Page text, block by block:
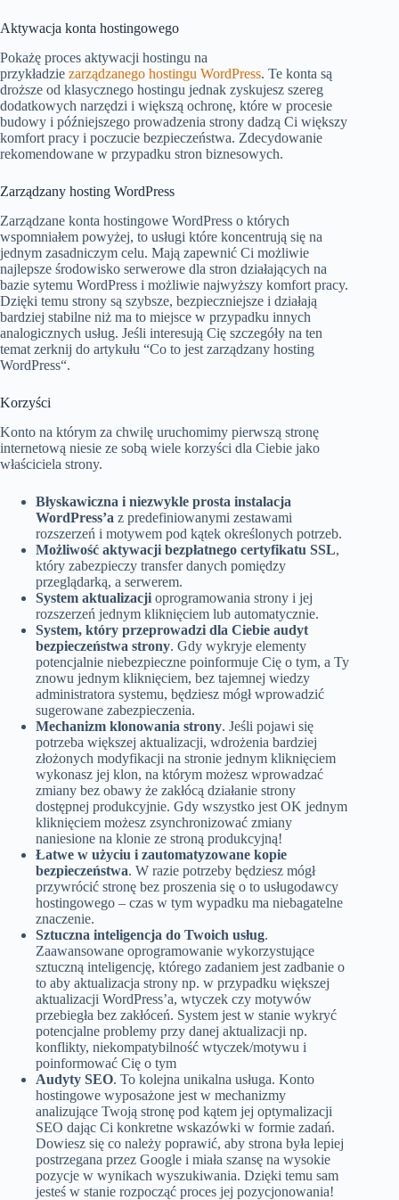
Aktywacja konta hostingowego
Pokażę proces aktywacji hostingu na
przykładzie zarządzanego hostingu WordPress. Te konta są
droższe od klasycznego hostingu jednak zyskujesz szereg
dodatkowych narzędzi i większą ochronę, które w procesie
budowy i późniejszego prowadzenia strony dadzą Ci większy
komfort pracy i poczucie bezpieczeństwa. Zdecydowanie
rekomendowane w przypadku stron biznesowych.
Zarządzany hosting WordPress
Zarządzane konta hostingowe WordPress o których
wspomniałem powyżej, to usługi które koncentrują się na
jednym zasadniczym celu. Mają zapewnić Ci możliwie
najlepsze środowisko serwerowe dla stron działających na
bazie sytemu WordPress i możliwie najwyższy komfort pracy.
Dzięki temu strony są szybsze, bezpieczniejsze i działają
bardziej stabilne niż ma to miejsce w przypadku innych
analogicznych usług. Jeśli interesują Cię szczegóły na ten
temat zerknij do artykułu “Co to jest zarządzany hosting
WordPress“.
Korzyści
Konto na którym za chwilę uruchomimy pierwszą stronę
internetową niesie ze sobą wiele korzyści dla Ciebie jako
właściciela strony.
Błyskawiczna i niezwykle prosta instalacja
WordPress’a z predefiniowanymi zestawami
rozszerzeń i motywem pod kątek określonych potrzeb.
Możliwość aktywacji bezpłatnego certyfikatu SSL,
który zabezpieczy transfer danych pomiędzy
przeglądarką, a serwerem.
System aktualizacji oprogramowania strony i jej
rozszerzeń jednym kliknięciem lub automatycznie.
System, który przeprowadzi dla Ciebie audyt
bezpieczeństwa strony. Gdy wykryje elementy
potencjalnie niebezpieczne poinformuje Cię o tym, a Ty
znowu jednym kliknięciem, bez tajemnej wiedzy
administratora systemu, będziesz mógł wprowadzić
sugerowane zabezpieczenia.
Mechanizm klonowania strony. Jeśli pojawi się
potrzeba większej aktualizacji, wdrożenia bardziej
złożonych modyfikacji na stronie jednym kliknięciem
wykonasz jej klon, na którym możesz wprowadzać
zmiany bez obawy że zakłócą działanie strony
dostępnej produkcyjnie. Gdy wszystko jest OK jednym
kliknięciem możesz zsynchronizować zmiany
naniesione na klonie ze stroną produkcyjną!
Łatwe w użyciu i zautomatyzowane kopie
bezpieczeństwa. W razie potrzeby będziesz mógł
przywrócić stronę bez proszenia się o to usługodawcy
hostingowego – czas w tym wypadku ma niebagatelne
znaczenie.
Sztuczna inteligencja do Twoich usług.
Zaawansowane oprogramowanie wykorzystujące
sztuczną inteligencję, którego zadaniem jest zadbanie o
to aby aktualizacja strony np. w przypadku większej
aktualizacji WordPress’a, wtyczek czy motywów
przebiegła bez zakłóceń. System jest w stanie wykryć
potencjalne problemy przy danej aktualizacji np.
konflikty, niekompatybilność wtyczek/motywu i
poinformować Cię o tym
Audyty SEO. To kolejna unikalna usługa. Konto
hostingowe wyposażone jest w mechanizmy
analizujące Twoją stronę pod kątem jej optymalizacji
SEO dając Ci konkretne wskazówki w formie zadań.
Dowiesz się co należy poprawić, aby strona była lepiej
postrzegana przez Google i miała szansę na wysokie
pozycje w wynikach wyszukiwania. Dzięki temu sam
jesteś w stanie rozpocząć proces jej pozycjonowania!